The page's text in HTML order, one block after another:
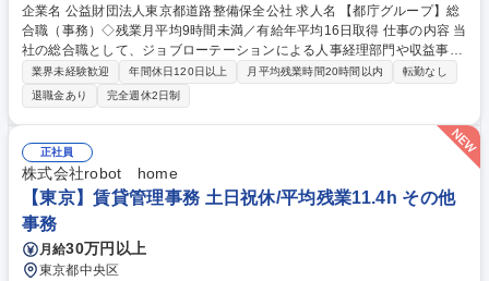
企業名 公益財団法人東京都道路整備保全公社 求人名 【都庁グループ】総
合職（事務）◇残業月平均9時間未満／有給年平均16日取得 仕事の内容 当
社の総合職として、ジョブローテーションによる人事経理部門や収益事業
等のフロント部門の部署等幅広い部署での業務をお任せいたします。研修
制度やキャリア支援が充実しております！ ※下記業務詳細 【業務詳細】■
管理部門：広報、人事、経理など当公社の運営に係る管理業務 ■収益部
門：駐車場の新規開拓、管理運営、新宿駅西口広場の「イベントコーナ
ー」などの管理運営 ■道路部門：整備の急がれる骨格幹線道路や木造住宅
密集地域の特定整備路線の用地取得、道路に関する普及啓発事業、都内の
道路施設や道路工事現場の見学ツアー事業 ※入社後は上記いずれかの部門
へ配属。※業務内容変更の範囲：会社の定める業務 募集職種 【都庁グル
ープ】総合職（事務）◇残業月平均9時間未満／有給年平均16日取得
業界未経験歓迎 年間休日120日以上 月平均残業時間20時間以内
転勤なし
退職金あり
完全週休2日制
正社員
株式会社robot home
【東京】賃貸管理事務 土日祝休/平均残業11.4h その他
事務
月給30万円以上
東京都中央区